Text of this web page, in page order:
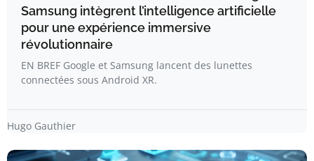
Samsung intègrent l’intelligence artificielle
pour une expérience immersive
révolutionnaire
EN BREF Google et Samsung lancent des lunettes
connectées sous Android XR.
Hugo Gauthier